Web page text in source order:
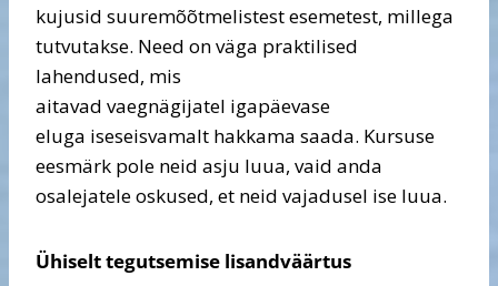
kujusid suuremõõtmelistest esemetest, millega
tutvutakse. Need on väga praktilised
lahendused, mis
aitavad vaegnägijatel igapäevase
eluga iseseisvamalt hakkama saada. Kursuse
eesmärk pole neid asju luua, vaid anda
osalejatele oskused, et neid vajadusel ise luua.
Ühiselt tegutsemise lisandväärtus